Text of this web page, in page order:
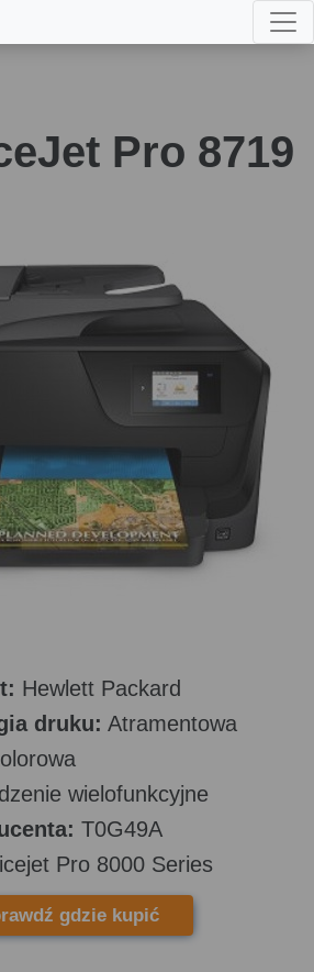
Pro 8719
Hewlett Packard
druku: Atramentowa
wielofunkcyjne
T0G49A
Pro 8000 Series
gdzie kupić